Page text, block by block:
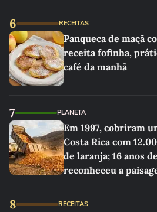
6 RECEITAS
Panqueca de maçã
receita fofinha,
café da manhã
7 PLANETA
Em 1997, cobriram
Costa Rica com
de laranja; 16 anos
reconheceu a
8 RECEITAS